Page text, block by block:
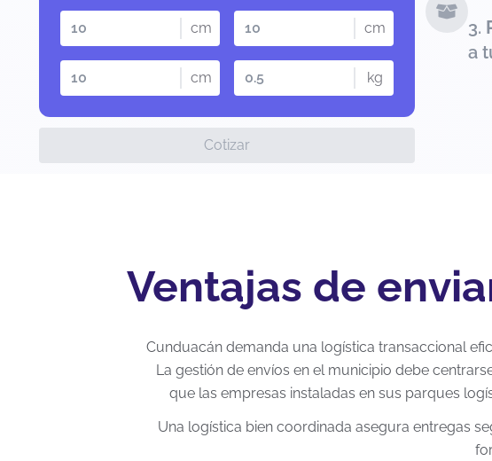
cm cm
cm kg
Cotizar
a
Ventajas de
Cunduacán demanda una logística transaccional
La gestión de envíos en el municipio debe
que las empresas instaladas en sus parques
Una logística bien coordinada asegura entregas